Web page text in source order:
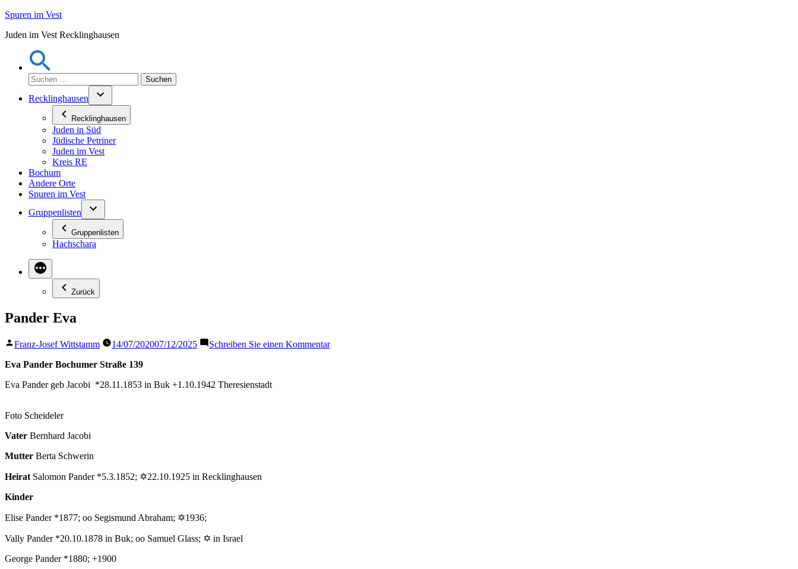
Zum
springen
Spuren im Vest
Juden im Vest Recklinghausen
Suchen
nach:
Recklinghausen
Recklinghausen
Juden in Süd
Jüdische Petriner
Juden im Vest
Kreis RE
Bochum
Andere Orte
Spuren im Vest
Gruppenlisten
Gruppenlisten
Hachschara
Zurück
Pander Eva
Veröffentlicht
Franz-Josef Wittstamm 14/07/202007/12/2025 Schreiben Sie einen Kommentarzu
Eva Pander Bochumer Straße 139
Eva Pander geb Jacobi *28.11.1853 in Buk +1.10.1942 Theresienstadt
Foto Scheideler
Vater Bernhard Jacobi
Mutter Berta Schwerin
Heirat Salomon Pander *5.3.1852; ✡22.10.1925 in Recklinghausen
Kinder
Elise Pander *1877; oo Segismund Abraham; ✡1936;
Vally Pander *20.10.1878 in Buk; oo Samuel Glass; ✡ in Israel
George Pander *1880; +1900